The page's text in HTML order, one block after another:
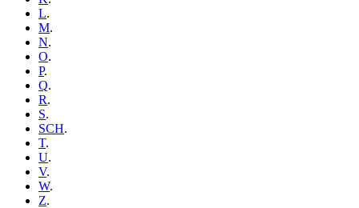
L.
M.
N.
O.
P.
Q.
R.
S.
SCH.
T.
U.
V.
W.
Z.